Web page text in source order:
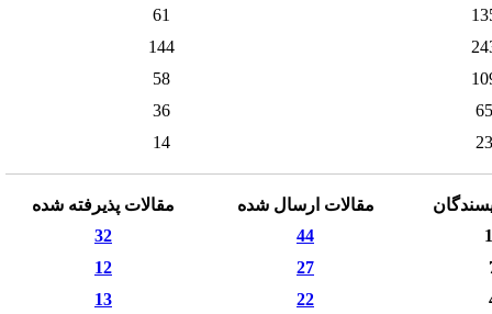
61
144
58
65
36
23
14
مقالات ارسال شده
مقالات پذیرفته شده
44
32
27
12
22
13